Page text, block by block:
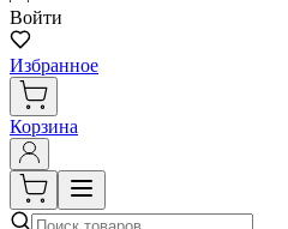
Войти
Избранное
Корзина